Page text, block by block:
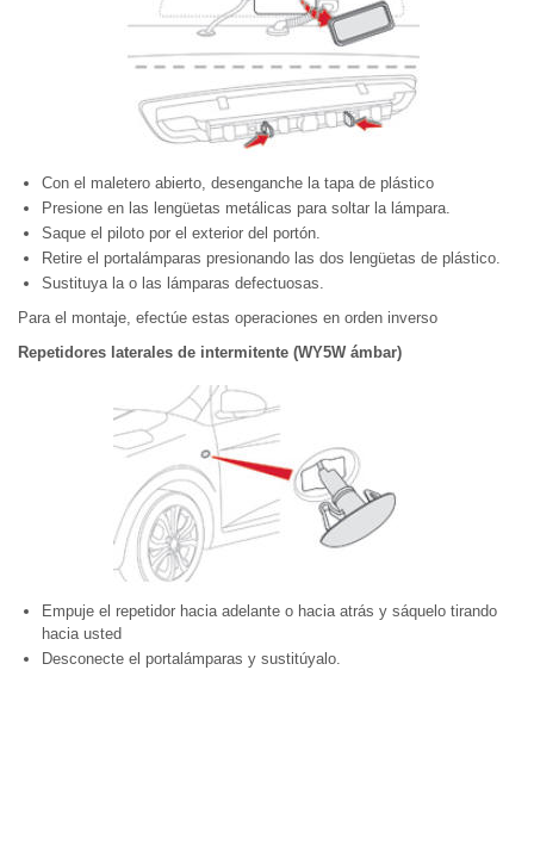
Con el maletero abierto, desenganche la tapa de plástico
Presione en las lengüetas metálicas para soltar la lámpara.
Saque el piloto por el exterior del portón.
Retire el portalámparas presionando las dos lengüetas de plástico.
Sustituya la o las lámparas defectuosas.
Para el montaje, efectúe estas operaciones en orden inverso
Repetidores laterales de intermitente (WY5W ámbar)
Empuje el repetidor hacia adelante o hacia atrás y sáquelo tirando
hacia usted
Desconecte el portalámparas y sustitúyalo.